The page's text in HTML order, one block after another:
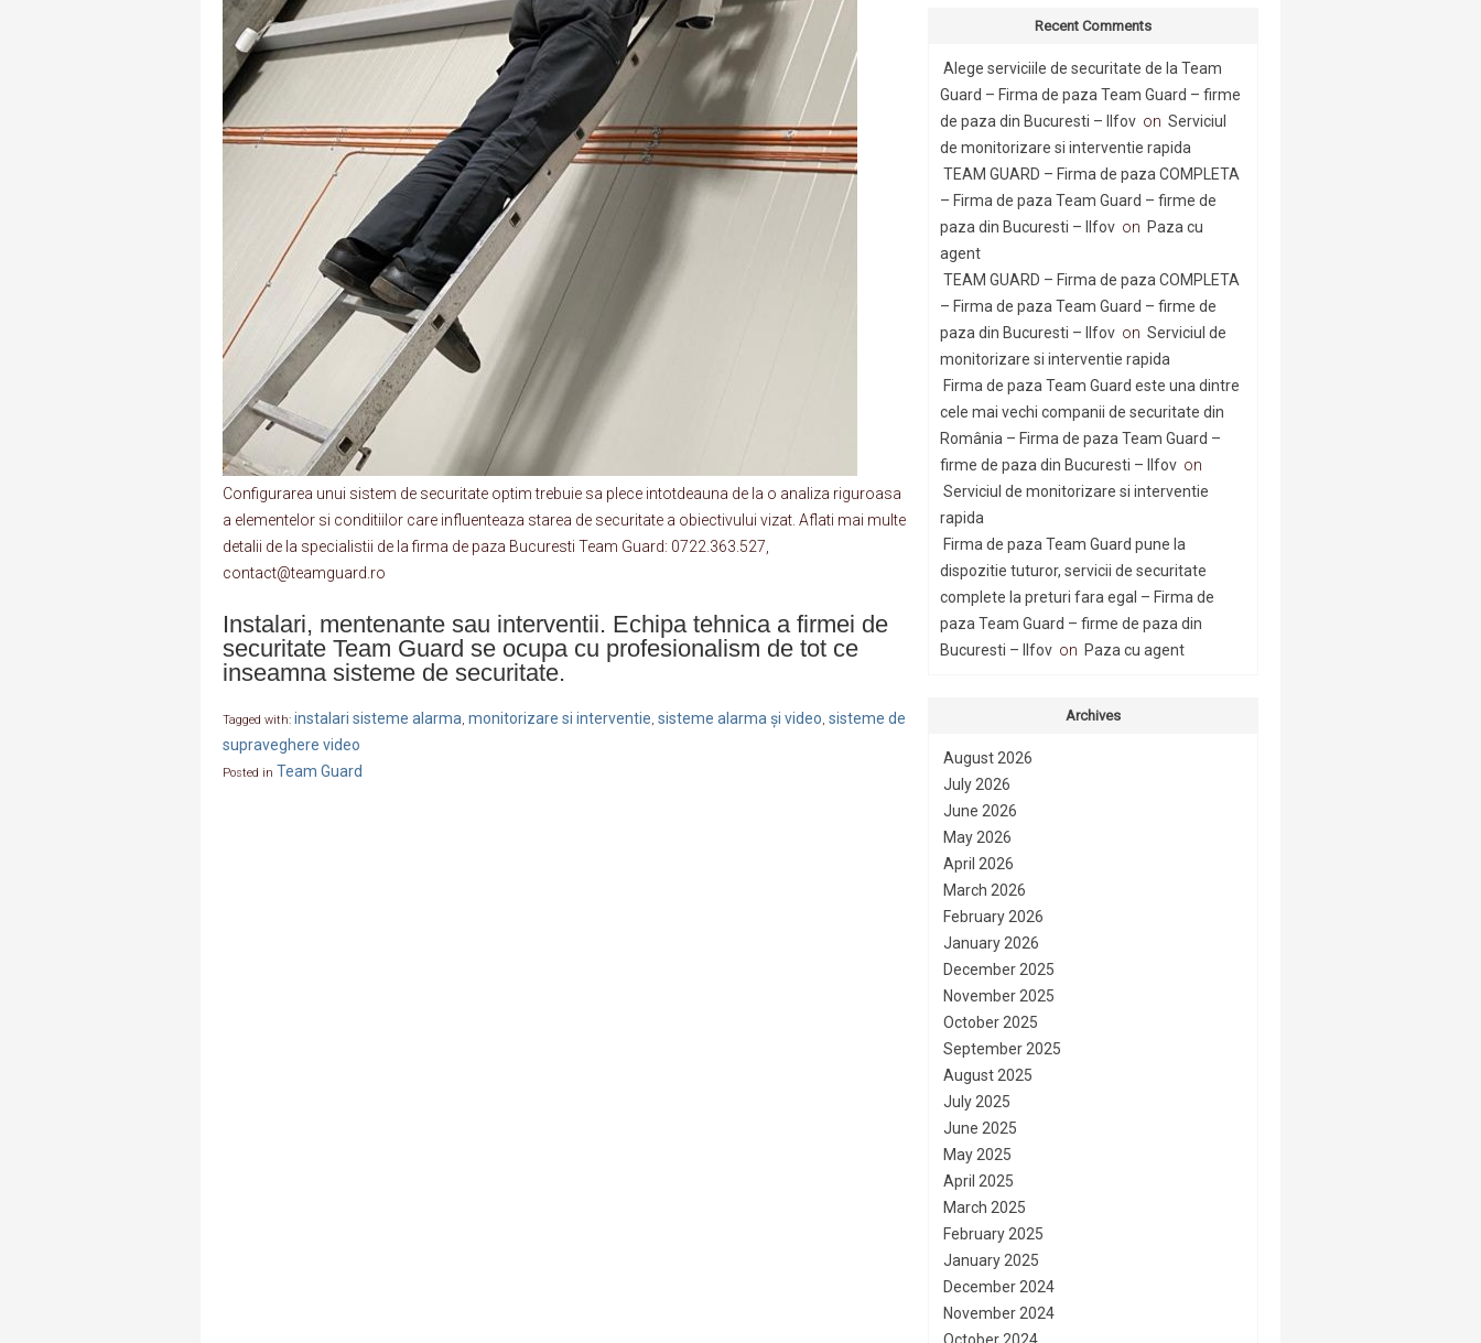
Configurarea unui sistem de securitate optim trebuie sa plece intotdeauna de la o analiza riguroasa
a elementelor si conditiilor care influenteaza starea de securitate a obiectivului vizat. Aflati mai multe
detalii de la specialistii de la firma de paza Bucuresti Team Guard: 0722.363.527,
contact@teamguard.ro
Instalari, mentenante sau interventii. Echipa tehnica a firmei de
securitate Team Guard se ocupa cu profesionalism de tot ce
inseamna sisteme de securitate.
Tagged with: instalari sisteme alarma, monitorizare si interventie, sisteme alarma și video, sisteme de
supraveghere video
Posted in Team Guard
Recent Comments
Alege serviciile de securitate de la Team
Guard – Firma de paza Team Guard – firme
de paza din Bucuresti – Ilfov on Serviciul
de monitorizare si interventie rapida
TEAM GUARD – Firma de paza COMPLETA
– Firma de paza Team Guard – firme de
paza din Bucuresti – Ilfov on Paza cu
agent
TEAM GUARD – Firma de paza COMPLETA
– Firma de paza Team Guard – firme de
paza din Bucuresti – Ilfov on Serviciul de
monitorizare si interventie rapida
Firma de paza Team Guard este una dintre
cele mai vechi companii de securitate din
România – Firma de paza Team Guard –
firme de paza din Bucuresti – Ilfov on
Serviciul de monitorizare si interventie
rapida
Firma de paza Team Guard pune la
dispozitie tuturor, servicii de securitate
complete la preturi fara egal – Firma de
paza Team Guard – firme de paza din
Bucuresti – Ilfov on Paza cu agent
Archives
August 2026
July 2026
June 2026
May 2026
April 2026
March 2026
February 2026
January 2026
December 2025
November 2025
October 2025
September 2025
August 2025
July 2025
June 2025
May 2025
April 2025
March 2025
February 2025
January 2025
December 2024
November 2024